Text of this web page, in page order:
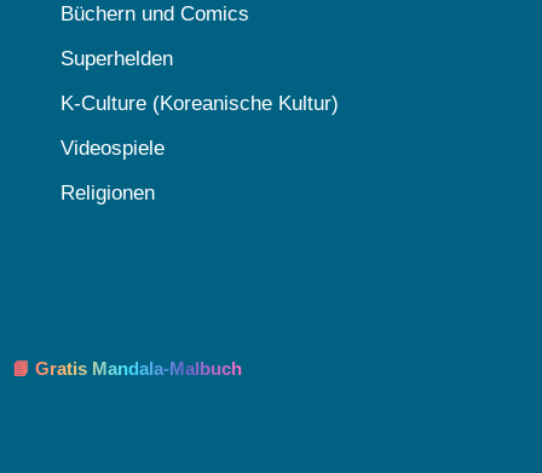
Büchern und Comics
Superhelden
K-Culture (Koreanische Kultur)
Videospiele
Religionen
📘 Gratis Mandala-Malbuch